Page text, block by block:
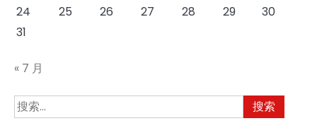
24
25 26 27 28 29
30
31
« 7 月
搜
索：